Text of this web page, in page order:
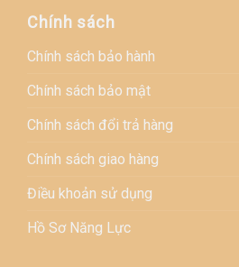
Chính sách
Chính sách bảo hành
Chính sách bảo mật
Chính sách đổi trả hàng
Chính sách giao hàng
Điều khoản sử dụng
Hồ Sơ Năng Lực